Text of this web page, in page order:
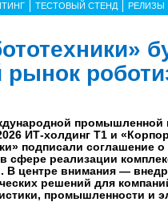
ТЕСТОВЫЙ СТЕНД РЕЛИЗЫ
рынок
промышленной
ИТ-холдинг Т1 и
подписали соглашение о
сфере реализации
В центре внимания —
решений для
промышленности и